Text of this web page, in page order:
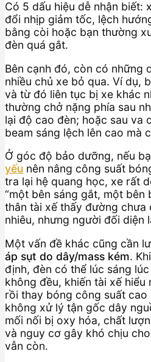
Có 5 dấu hiệu dễ nhận biết:
đổi nhịp giảm tốc, lệch
bằng còi hoặc bạn thường
đèn quá gắt.
Bên cạnh đó, còn có những
nhiều chủ xe bỏ qua. Ví dụ,
và từ đó liên tục bị xe khác
thường chở nặng phía sau
lại độ cao đèn; hoặc sau va
beam sáng lệch lên cao mà
Ở góc độ bảo dưỡng, nếu
yếu nên nâng công suất
tra lại hệ quang học, xe rất
“một bên sáng gắt, một bên
thân tài xế thấy đường chưa
nhiêu, nhưng người đối diện
Một vấn đề khác cũng cần
áp sụt do dây/mass kém.
định, đèn có thể lúc sáng
không đều, khiến tài xế hiểu
rồi thay bóng công suất cao
không xử lý tận gốc dây
mối nối bị oxy hóa, chất
và nguy cơ gây khó chịu
vẫn còn.